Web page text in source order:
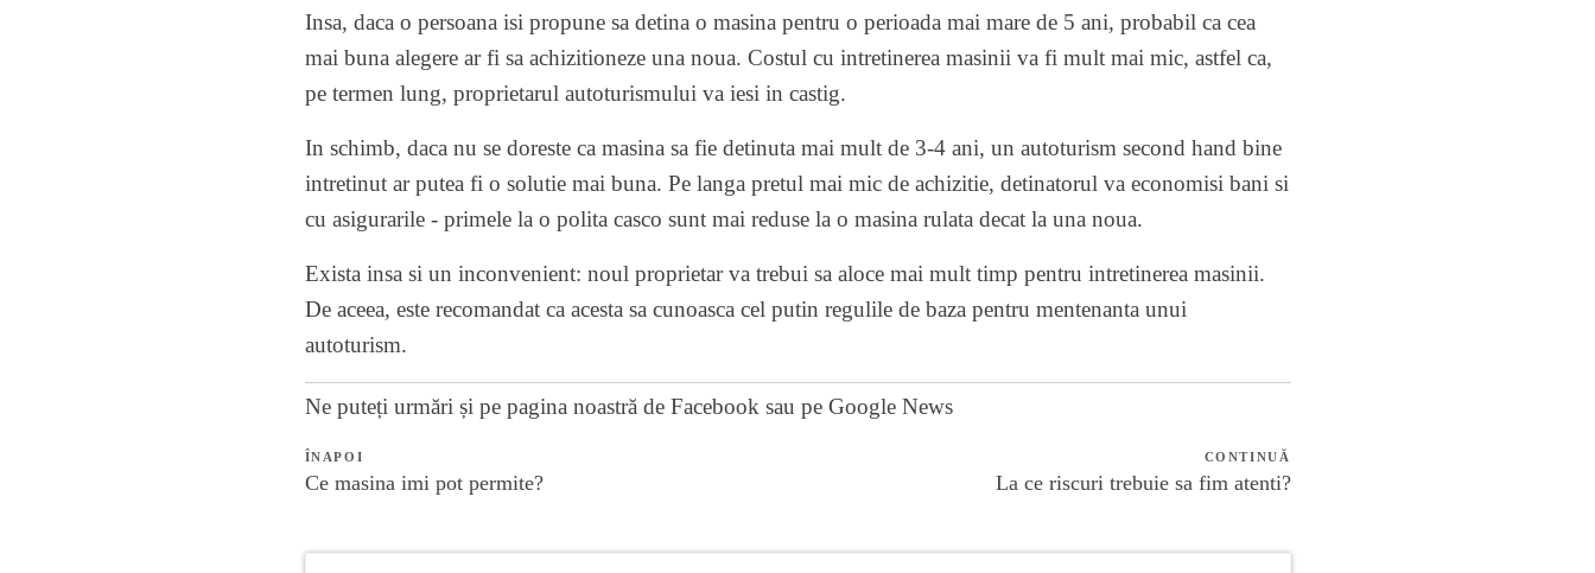
Insa, daca o persoana isi propune sa detina o masina pentru o perioada mai mare de 5 ani, probabil ca cea
mai buna alegere ar fi sa achizitioneze una noua. Costul cu intretinerea masinii va fi mult mai mic, astfel ca,
pe termen lung, proprietarul autoturismului va iesi in castig.
In schimb, daca nu se doreste ca masina sa fie detinuta mai mult de 3-4 ani, un autoturism second hand bine
intretinut ar putea fi o solutie mai buna. Pe langa pretul mai mic de achizitie, detinatorul va economisi bani si
cu asigurarile - primele la o polita casco sunt mai reduse la o masina rulata decat la una noua.
Exista insa si un inconvenient: noul proprietar va trebui sa aloce mai mult timp pentru intretinerea masinii.
De aceea, este recomandat ca acesta sa cunoasca cel putin regulile de baza pentru mentenanta unui
autoturism.
Ne puteți urmări și pe pagina noastră de Facebook sau pe Google News
ÎNAPOI
Ce masina imi pot permite?
CONTINUĂ
La ce riscuri trebuie sa fim atenti?